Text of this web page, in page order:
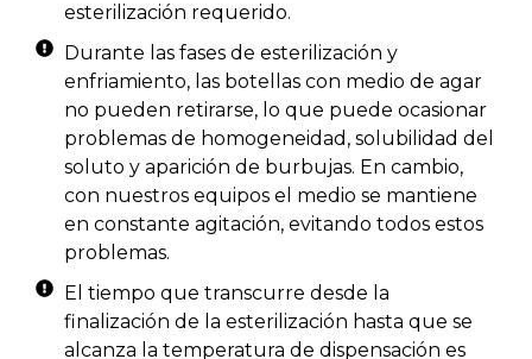
esterilización requerido.
Durante las fases de esterilización y
enfriamiento, las botellas con medio de agar
no pueden retirarse, lo que puede ocasionar
problemas de homogeneidad, solubilidad del
soluto y aparición de burbujas. En cambio,
con nuestros equipos el medio se mantiene
en constante agitación, evitando todos estos
problemas.
El tiempo que transcurre desde la
finalización de la esterilización hasta que se
alcanza la temperatura de dispensación es